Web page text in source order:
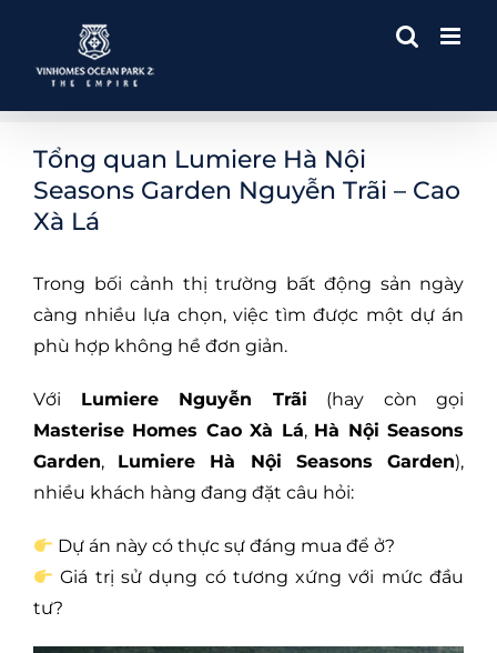
content
Tổng quan Lumiere Hà Nội
Seasons Garden Nguyễn Trãi – Cao
Xà Lá
Trong bối cảnh thị trường bất động sản ngày
càng nhiều lựa chọn, việc tìm được một dự án
phù hợp không hề đơn giản.
Với Lumiere Nguyễn Trãi (hay còn gọi
Masterise Homes Cao Xà Lá, Hà Nội Seasons
Garden, Lumiere Hà Nội Seasons Garden),
nhiều khách hàng đang đặt câu hỏi:
Dự án này có thực sự đáng mua để ở?
Giá trị sử dụng có tương xứng với mức đầu
tư?